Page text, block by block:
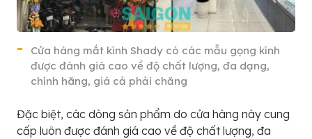
Cửa hàng mắt kính Shady có các mẫu gọng kính
được đánh giá cao về độ chất lượng, đa dạng,
chính hãng, giá cả phải chăng
Đặc biệt, các dòng sản phẩm do cửa hàng này cung
cấp luôn được đánh giá cao về độ chất lượng, đa